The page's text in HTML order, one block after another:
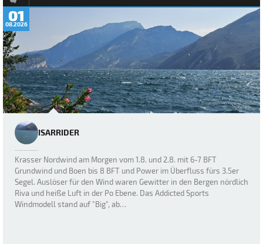
01
08.2026
ISARRIDER
Krasser Nordwind am Morgen vom 1.8. und 2.8. mit 6-7 BFT
Grundwind und Boen bis 8 BFT und Power im Überfluss fürs 3.5er
Segel. Auslöser für den Wind waren Gewitter in den Bergen nördlich
Riva und heiße Luft in der Po Ebene. Das Addicted Sports
Windmodell stand auf "Big", ab…